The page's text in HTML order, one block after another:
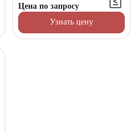
Цена по запросу
Узнать цену